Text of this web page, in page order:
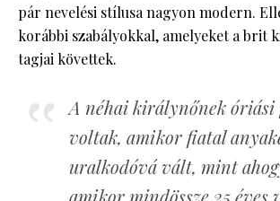
pár nevelési stílusa nagyon modern.
korábbi szabályokkal, amelyeket a brit
tagjai követtek.
A néhai királynőnek óriási
voltak, amikor fiatal
uralkodóvá vált, mint